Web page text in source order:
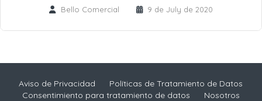
Bello Comercial 9 de July de 2020
Aviso de Privacidad
Políticas de Tratamiento de Datos
Consentimiento para tratamiento de datos
Nosotros